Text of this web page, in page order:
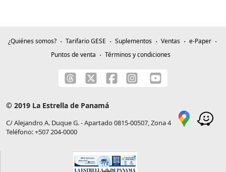
¿Quiénes somos? Tarifario GESE Suplementos Ventas
e-Paper
Puntos de venta
Términos y condiciones
© 2019 La Estrella de Panamá
C/ Alejandro A. Duque G. - Apartado 0815-00507, Zona 4
Teléfono: +507 204-0000